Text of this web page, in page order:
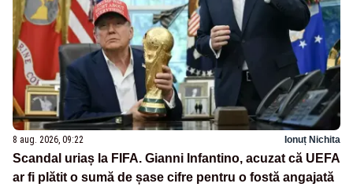
8 aug. 2026, 09:22 Ionuț Nichita
Scandal uriaș la FIFA. Gianni Infantino, acuzat că UEFA
ar fi plătit o sumă de șase cifre pentru o fostă angajată